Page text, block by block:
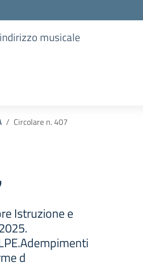
musicale
Circolare n. 407
Istruzione e
d